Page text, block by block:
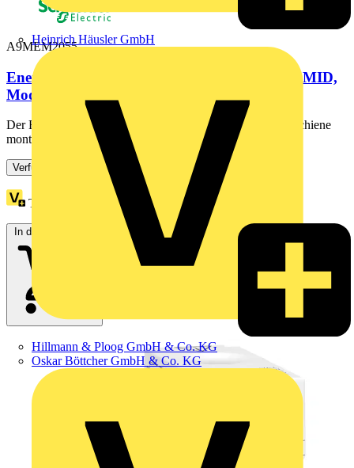
Heinrich Häusler GmbH
Hillmann & Ploog GmbH & Co. KG
Oskar Böttcher GmbH & Co. KG
A9MEM2055
Energiezähler iEM2055, 1-phasig 230V, 45A, MID,
Modbus RTU, S0-Impuls,...
Der Energiezähler iEM2055 ist ein einphasiger, auf DIN-Schiene
montierter Energiezähler für die Verbrauchsmessung. Mit...
Verfügbar: 2 Händler
Treuepunkte:
In den Warenkorb